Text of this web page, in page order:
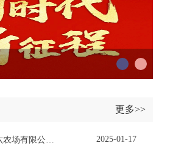
更多>>
2025-01-17